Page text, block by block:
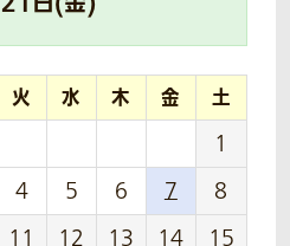
火 水 木 金 土
1
4 5 6 7
8
11 12 13 14 15